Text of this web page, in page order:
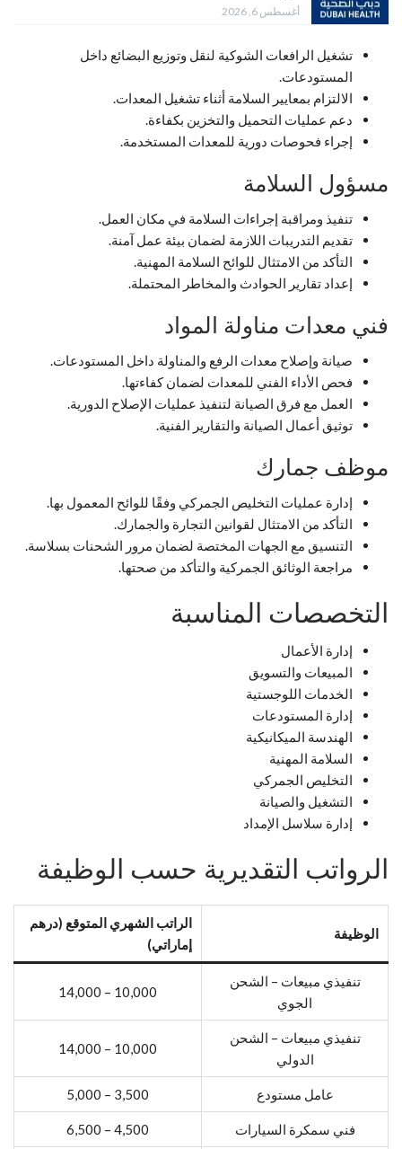
أغسطس 6, 2026
تشغيل الرافعات الشوكية لنقل وتوزيع البضائع داخل
المستودعات.
الالتزام بمعايير السلامة أثناء تشغيل المعدات.
دعم عمليات التحميل والتخزين بكفاءة.
إجراء فحوصات دورية للمعدات المستخدمة.
مسؤول السلامة
تنفيذ ومراقبة إجراءات السلامة في مكان العمل.
تقديم التدريبات اللازمة لضمان بيئة عمل آمنة.
التأكد من الامتثال للوائح السلامة المهنية.
إعداد تقارير الحوادث والمخاطر المحتملة.
فني معدات مناولة المواد
صيانة وإصلاح معدات الرفع والمناولة داخل المستودعات.
فحص الأداء الفني للمعدات لضمان كفاءتها.
العمل مع فرق الصيانة لتنفيذ عمليات الإصلاح الدورية.
توثيق أعمال الصيانة والتقارير الفنية.
موظف جمارك
إدارة عمليات التخليص الجمركي وفقًا للوائح المعمول بها.
التأكد من الامتثال لقوانين التجارة والجمارك.
التنسيق مع الجهات المختصة لضمان مرور الشحنات بسلاسة.
مراجعة الوثائق الجمركية والتأكد من صحتها.
التخصصات المناسبة
إدارة الأعمال
المبيعات والتسويق
الخدمات اللوجستية
إدارة المستودعات
الهندسة الميكانيكية
السلامة المهنية
التخليص الجمركي
التشغيل والصيانة
إدارة سلاسل الإمداد
الرواتب التقديرية حسب الوظيفة
الوظيفة
الراتب الشهري المتوقع (درهم
إماراتي)
تنفيذي مبيعات – الشحن
الجوي
10,000 – 14,000
تنفيذي مبيعات – الشحن
الدولي
10,000 – 14,000
عامل مستودع 3,500 – 5,000
فني سمكرة السيارات 4,500 – 6,500